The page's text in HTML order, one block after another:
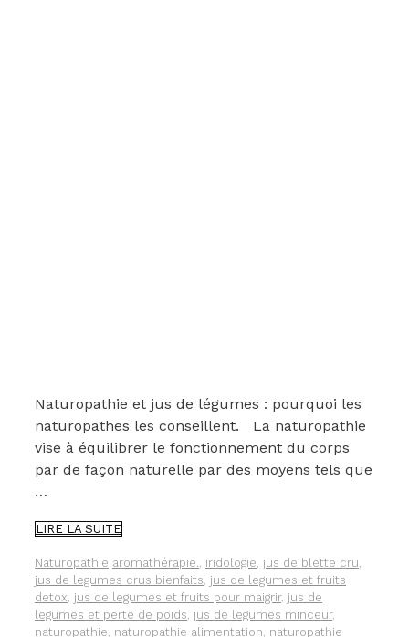
Naturopathie et jus de légumes : pourquoi les
naturopathes les conseillent. La naturopathie
vise à équilibrer le fonctionnement du corps
par de façon naturelle par des moyens tels que
…
LIRE LA SUITEPOURQUOI
NATUROPATHES
ADORENT
CONSEILLER
DES
JUS
Catégories
Naturopathie Étiquettes
aromathérapie. iridologie jus de blette cru
jus de legumes crus bienfaits jus de legumes et fruits
detox jus de legumes et fruits pour maigrir, jus de
legumes et perte de poids jus de legumes minceur,
naturopathie naturopathie alimentation naturopathie